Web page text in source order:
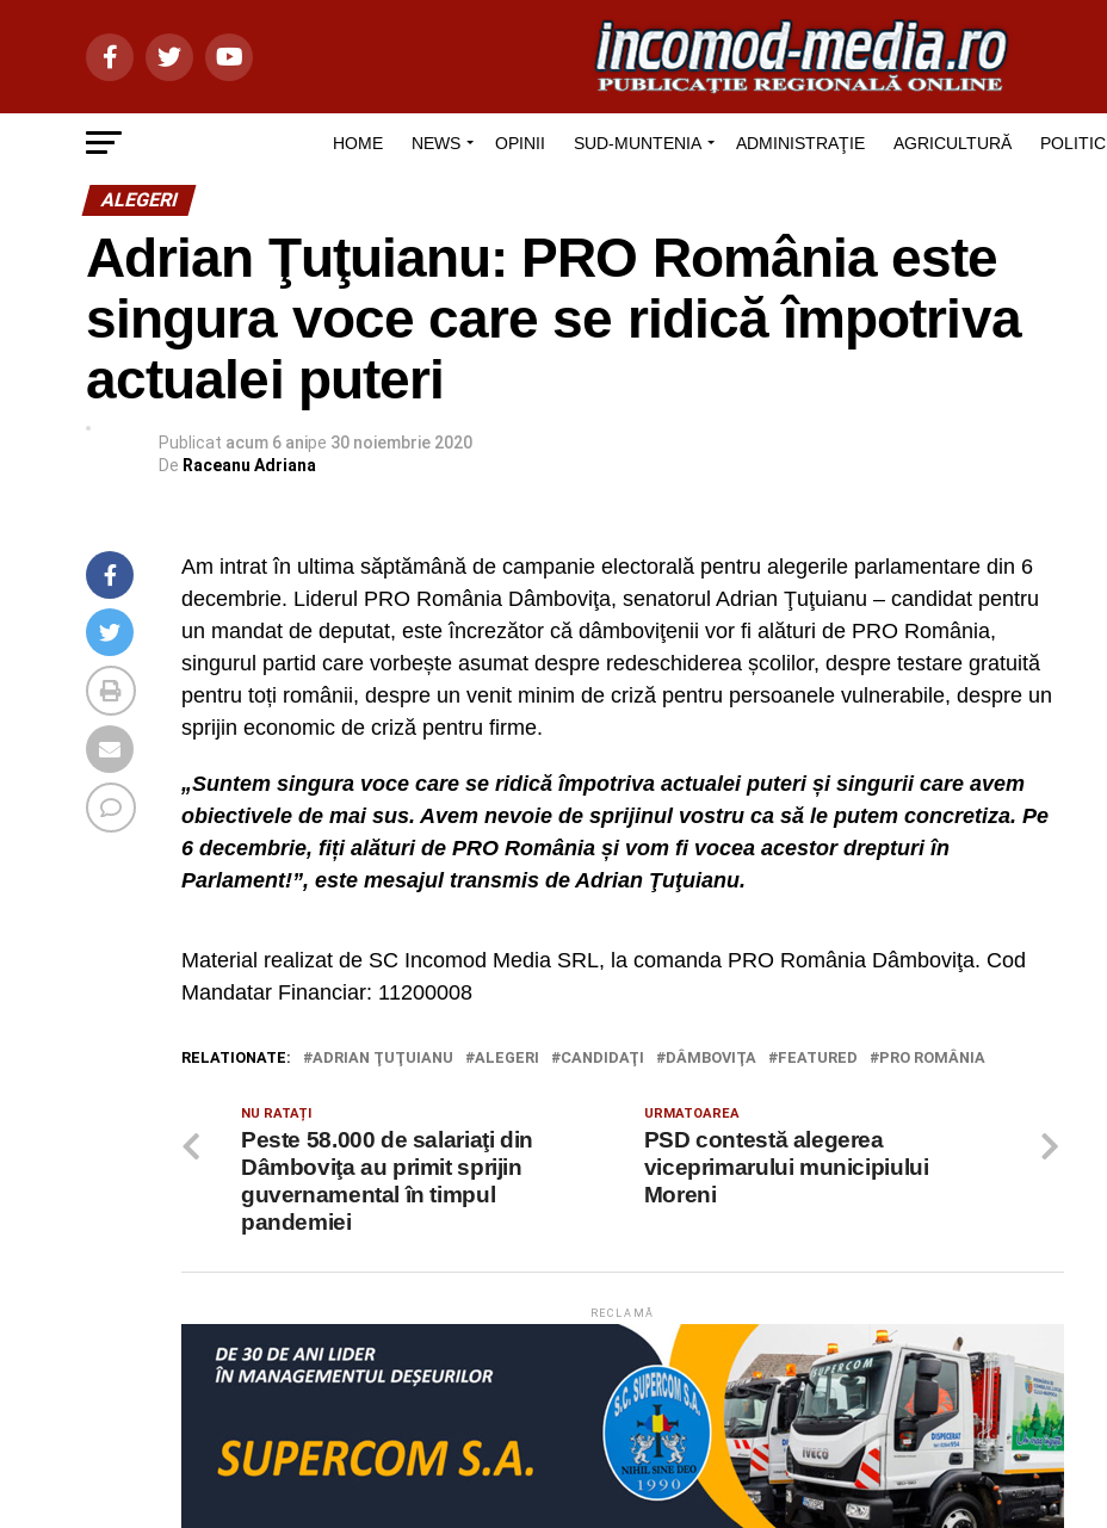
HOME NEWS OPINII SUD-MUNTENIA ADMINISTRAŢIE AGRICULTURĂ POLITIC
ALEGERI
Adrian Ţuţuianu: PRO România este
singura voce care se ridică împotriva
actualei puteri
Publicat acum 6 anipe 30 noiembrie 2020
De Raceanu Adriana
Am intrat în ultima săptămână de campanie electorală pentru alegerile parlamentare din 6
decembrie. Liderul PRO România Dâmboviţa, senatorul Adrian Ţuţuianu – candidat pentru
un mandat de deputat, este încrezător că dâmboviţenii vor fi alături de PRO România,
singurul partid care vorbește asumat despre redeschiderea școlilor, despre testare gratuită
pentru toți românii, despre un venit minim de criză pentru persoanele vulnerabile, despre un
sprijin economic de criză pentru firme.
„Suntem singura voce care se ridică împotriva actualei puteri și singurii care avem
obiectivele de mai sus. Avem nevoie de sprijinul vostru ca să le putem concretiza. Pe
6 decembrie, fiți alături de PRO România și vom fi vocea acestor drepturi în
Parlament!”, este mesajul transmis de Adrian Ţuţuianu.
Material realizat de SC Incomod Media SRL, la comanda PRO România Dâmboviţa. Cod
Mandatar Financiar: 11200008
RELATIONATE: ADRIAN ŢUŢUIANU ALEGERI CANDIDAŢI DÂMBOVIŢA FEATURED PRO ROMÂNIA
URMATOAREA
PSD contestă alegerea
viceprimarului municipiului
Moreni
NU RATAȚI
Peste 58.000 de salariaţi din
Dâmboviţa au primit sprijin
guvernamental în timpul
pandemiei
RECLAMĂ